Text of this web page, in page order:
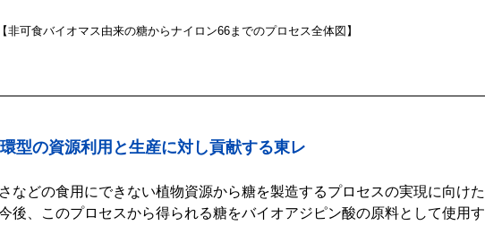
【非可食バイオマス由来の糖からナイロン66までのプロセス全体図】
型の資源利用と生産に対し貢献する東レ
などの食用にできない植物資源から糖を製造するプロセスの実現に向け
後、このプロセスから得られる糖をバイオアジピン酸の原料として使用